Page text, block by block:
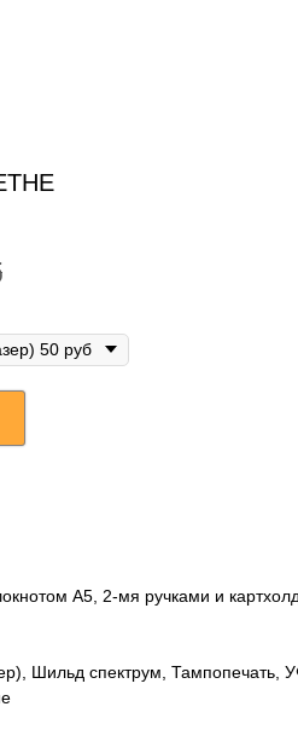
А5, 2-мя ручками и
Шильд спектрум, Тампопечать,